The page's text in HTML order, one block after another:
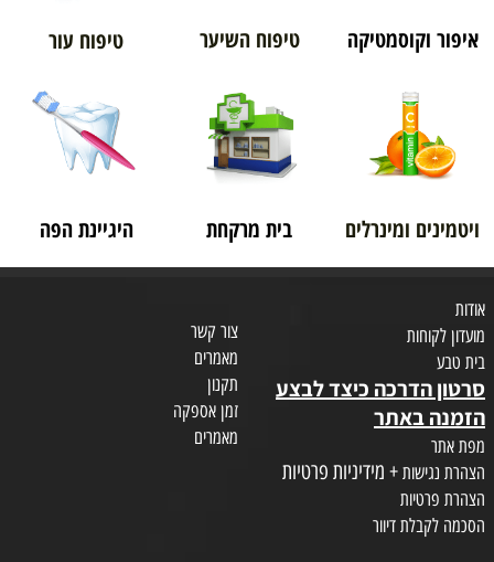
איפור וקוסמטיקה טיפוח השיער טיפוח עור
ויטמינים ומינרלים בית מרקחת היגיינת הפה
אודות
מועדון לקוחות
בית טבע
סרטון הדרכה כיצד לבצע
הזמנה באתר
מפת אתר
הצהרת נגישות + מידיניות פרטיות
הצהרת פרטיות
הסכמה לקבלת דיוור
צור קשר
מאמרים
תקנון
זמן אספקה
מאמרים